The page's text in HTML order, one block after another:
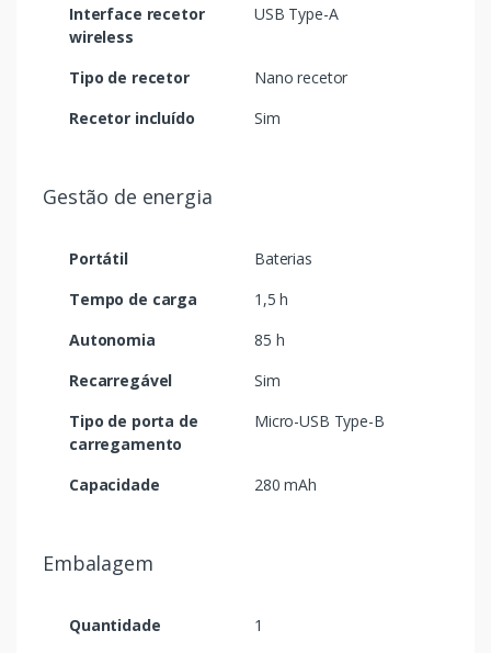
Interface recetor
wireless
USB Type-A
Tipo de recetor
Nano recetor
Recetor incluído
Sim
Gestão de energia
Portátil
Baterias
Tempo de carga
1,5 h
Autonomia
85 h
Recarregável
Sim
Tipo de porta de
carregamento
Micro-USB Type-B
Capacidade 280 mAh
Embalagem
Quantidade
1